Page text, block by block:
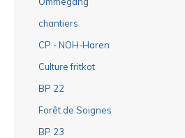
chantiers
CP - NOH-Haren
Culture fritkot
BP 22
Forêt de Soignes
BP 23